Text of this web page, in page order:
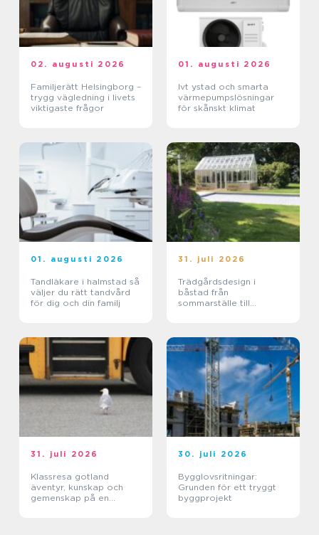
02. augusti 2026
Familjerätt Helsingborg –
trygg vägledning i livets
viktigaste frågor
01. augusti 2026
Ivt ystad och smarta
värmepumpslösningar
för skånskt klimat
01. augusti 2026
Tandläkare i halmstad så
väljer du rätt tandvård
för dig och din familj
31. juli 2026
Trädgårdsdesign i
båstad från
sommarställe till
31. juli 2026
Klassresa gotland
äventyr, kunskap och
gemenskap på en
30. juli 2026
Bygglovsritningar:
Grunden för ett tryggt
byggprojekt